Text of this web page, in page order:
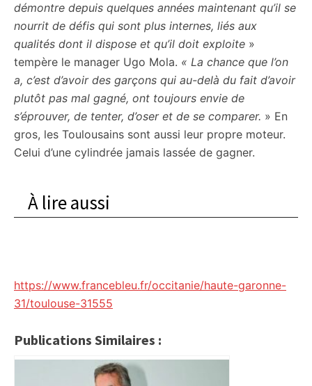
démontre depuis quelques années maintenant qu’il se
nourrit de défis qui sont plus internes, liés aux
qualités dont il dispose et qu’il doit exploite »
tempère le manager Ugo Mola. « La chance que l’on
a, c’est d’avoir des garçons qui au-delà du fait d’avoir
plutôt pas mal gagné, ont toujours envie de
s’éprouver, de tenter, d’oser et de se comparer. » En
gros, les Toulousains sont aussi leur propre moteur.
Celui d’une cylindrée jamais lassée de gagner.
À lire aussi
https://www.francebleu.fr/occitanie/haute-garonne-
31/toulouse-31555
Publications Similaires :